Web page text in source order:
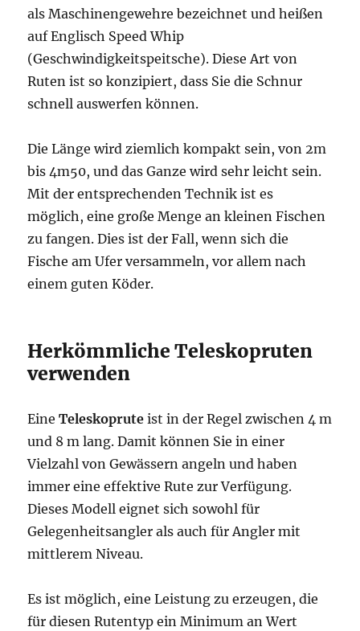
als Maschinengewehre bezeichnet und heißen
auf Englisch Speed Whip
(Geschwindigkeitspeitsche). Diese Art von
Ruten ist so konzipiert, dass Sie die Schnur
schnell auswerfen können.
Die Länge wird ziemlich kompakt sein, von 2m
bis 4m50, und das Ganze wird sehr leicht sein.
Mit der entsprechenden Technik ist es
möglich, eine große Menge an kleinen Fischen
zu fangen. Dies ist der Fall, wenn sich die
Fische am Ufer versammeln, vor allem nach
einem guten Köder.
Herkömmliche Teleskopruten
verwenden
EineTeleskoprute ist in der Regel zwischen 4 m
und 8 m lang. Damit können Sie in einer
Vielzahl von Gewässern angeln und haben
immer eine effektive Rute zur Verfügung.
Dieses Modell eignet sich sowohl für
Gelegenheitsangler als auch für Angler mit
mittlerem Niveau.
Es ist möglich, eine Leistung zu erzeugen, die
für diesen Rutentyp ein Minimum an Wert